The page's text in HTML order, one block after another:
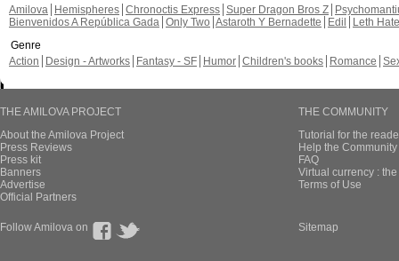
Amilova
Hemispheres Chronoctis Express Super Dragon Bros Z
Bienvenidos A República Gada Only Two Astaroth Y Bernadette Edil
Leth Hate
Genre
Action
Design - Artworks Fantasy - SF Humor Children's books Romance
THE AMILOVA PROJECT
About the Amilova Project
Press Reviews
Press kit
Banners
Advertise
Official Partners
THE COMMUNITY
Tutorial for the
Help the
FAQ
Virtual currency :
Terms of Use
Follow Amilova on Sitemap